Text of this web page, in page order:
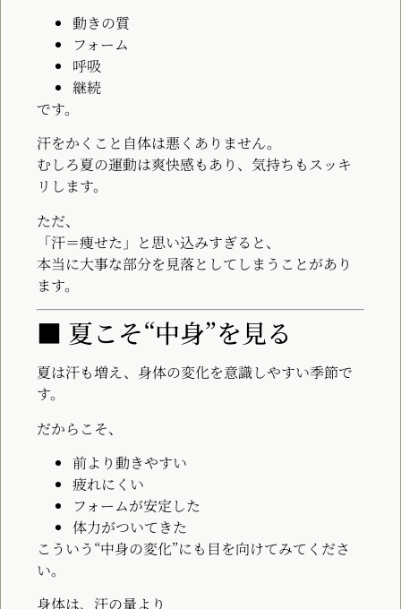
動きの質
フォーム
呼吸
継続
です。
汗をかくこと自体は悪くありません。
むしろ夏の運動は爽快感もあり、気持ちもスッキ
リします。
ただ、
「汗＝痩せた」と思い込みすぎると、
本当に大事な部分を見落としてしまうことがあり
ます。
■ 夏こそ“中身”を見る
夏は汗も増え、身体の変化を意識しやすい季節で
す。
だからこそ、
前より動きやすい
疲れにくい
フォームが安定した
体力がついてきた
こういう“中身の変化”にも目を向けてみてくださ
い。
身体は、汗の量より